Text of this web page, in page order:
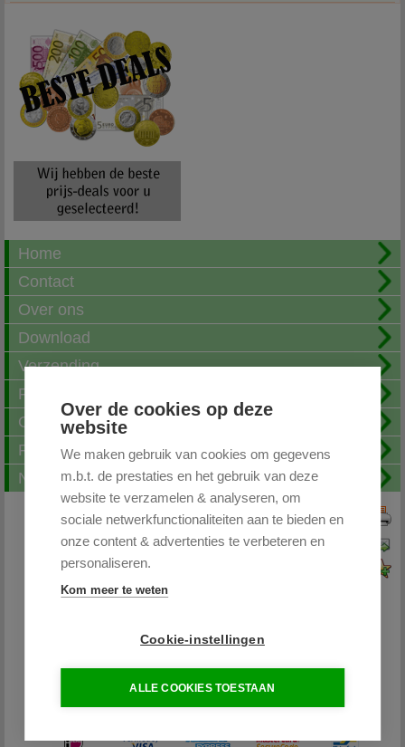
Over de cookies op deze
website
We maken gebruik van cookies om gegevens
m.b.t. de prestaties en het gebruik van deze
website te verzamelen & analyseren, om
sociale netwerkfunctionaliteiten aan te bieden en
onze content & advertenties te verbeteren en
personaliseren.
Kom meer te weten
Cookie-instellingen
ALLE COOKIES TOESTAAN
Home
Contact
Over ons
Download
Verzending
Fotoalbum
Openingstijden
FAQ
Nieuwsbrief
Print deze pagina
Pagina doorsturen